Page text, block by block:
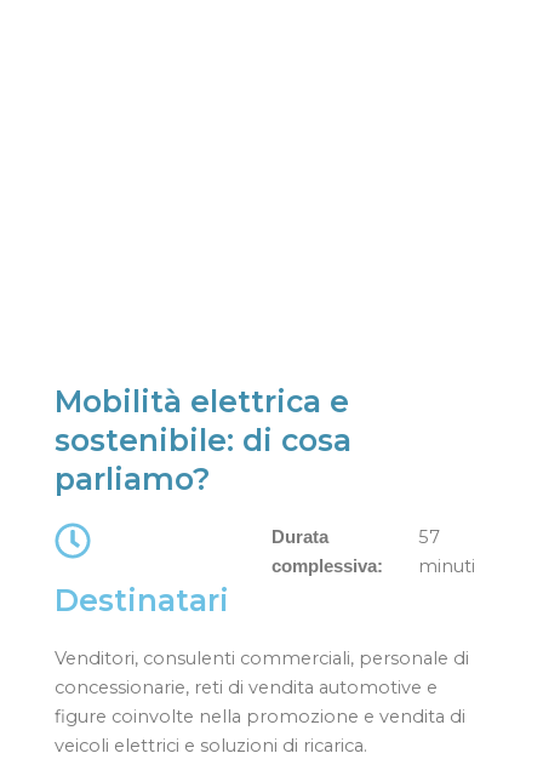
Mobilità elettrica e
sostenibile: di cosa
parliamo?
Durata
complessiva:
57
minuti
Destinatari
Venditori, consulenti commerciali, personale di
concessionarie, reti di vendita automotive e
figure coinvolte nella promozione e vendita di
veicoli elettrici e soluzioni di ricarica.